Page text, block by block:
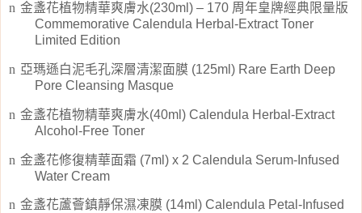
n 金盞花植物精華爽膚水(230ml) – 170 周年皇牌經典限量版
Commemorative Calendula Herbal-Extract Toner
Limited Edition
n 亞瑪遜白泥毛孔深層清潔面膜 (125ml) Rare Earth Deep
Pore Cleansing Masque
n 金盞花植物精華爽膚水(40ml) Calendula Herbal-Extract
Alcohol-Free Toner
n 金盞花修復精華面霜 (7ml) x 2 Calendula Serum-Infused
Water Cream
n 金盞花蘆薈鎮靜保濕凍膜 (14ml) Calendula Petal-Infused